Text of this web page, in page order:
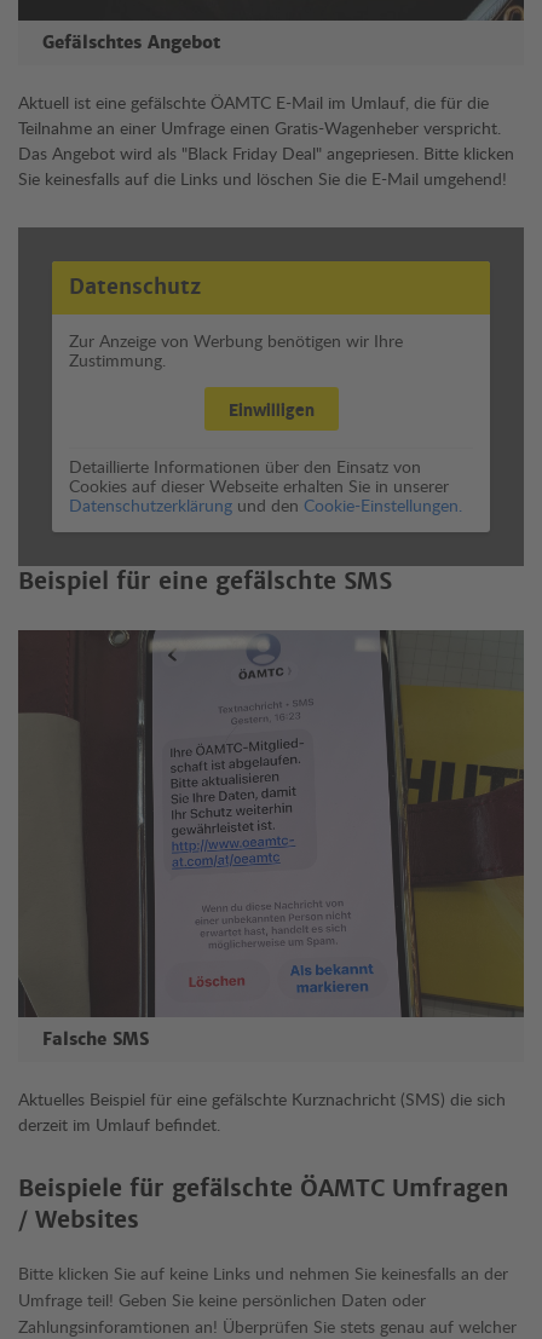
Gefälschtes Angebot
Aktuell ist eine gefälschte ÖAMTC E-Mail im Umlauf, die für die
Teilnahme an einer Umfrage einen Gratis-Wagenheber verspricht.
Das Angebot wird als "Black Friday Deal" angepriesen. Bitte klicken
Sie keinesfalls auf die Links und löschen Sie die E-Mail umgehend!
Datenschutz
Zur Anzeige von Werbung benötigen wir Ihre
Zustimmung.
Einwilligen
Detaillierte Informationen über den Einsatz von
Cookies auf dieser Webseite erhalten Sie in unserer
Datenschutzerklärung und den Cookie-Einstellungen.
Beispiel für eine gefälschte SMS
Falsche SMS
Aktuelles Beispiel für eine gefälschte Kurznachricht (SMS) die sich
derzeit im Umlauf befindet.
Beispiele für gefälschte ÖAMTC Umfragen
/ Websites
Bitte klicken Sie auf keine Links und nehmen Sie keinesfalls an der
Umfrage teil! Geben Sie keine persönlichen Daten oder
Zahlungsinforamtionen an! Überprüfen Sie stets genau auf welcher